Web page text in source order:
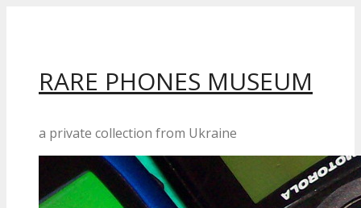
RARE PHONES MUSEUM
a private collection from Ukraine